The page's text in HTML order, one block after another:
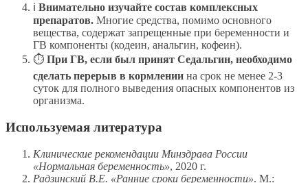
ℹ Внимательно изучайте состав комплексных
препаратов. Многие средства, помимо основного
вещества, содержат запрещенные при беременности и
ГВ компоненты (кодеин, анальгин, кофеин).
⏱ При ГВ, если был принят Седальгин, необходимо
сделать перерыв в кормлении на срок не менее 2-3
суток для полного выведения опасных компонентов из
организма.
Используемая литература
Клинические рекомендации Минздрава России
«Нормальная беременность», 2020 г.
Радзинский В.Е. «Ранние сроки беременности». М.: